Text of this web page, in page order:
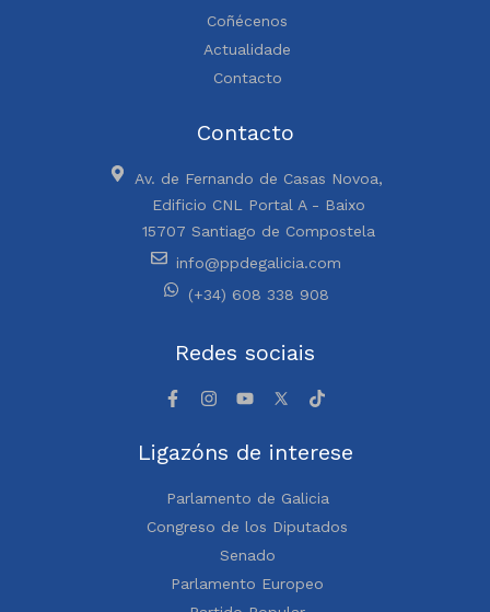
Coñécenos
Actualidade
Contacto
Contacto
Av. de Fernando de Casas Novoa,
Edificio CNL Portal A - Baixo
15707 Santiago de Compostela
info@ppdegalicia.com
(+34) 608 338 908
Redes sociais
Ligazóns de interese
Parlamento de Galicia
Congreso de los Diputados
Senado
Parlamento Europeo